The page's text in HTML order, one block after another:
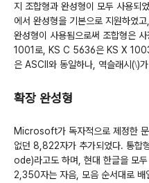
지 조합형과 완성형이 모두 사용되
에서 완성형을 기본으로 지원하
완성형이 사용됨으로써 조합형은
1001로, KS C 5636은 KS X
은 ASCII와 동일하나, 역슬래시(\)가
확장 완성형
Microsoft가 독자적으로 제정한
없던 8,822자가 추가되었다. 통
ode)라고도 하며, 현대 한글을 모
2,350자는 자음, 모음 순서대로 배